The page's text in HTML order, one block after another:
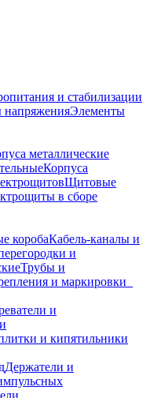
и стабилизации
напряженияЭлементы
металлические
Корпуса
Щитовые
в сборе
коробаКабель-каналы и
и
Трубы и
и маркировки
и
и кипятильники
Держатели и